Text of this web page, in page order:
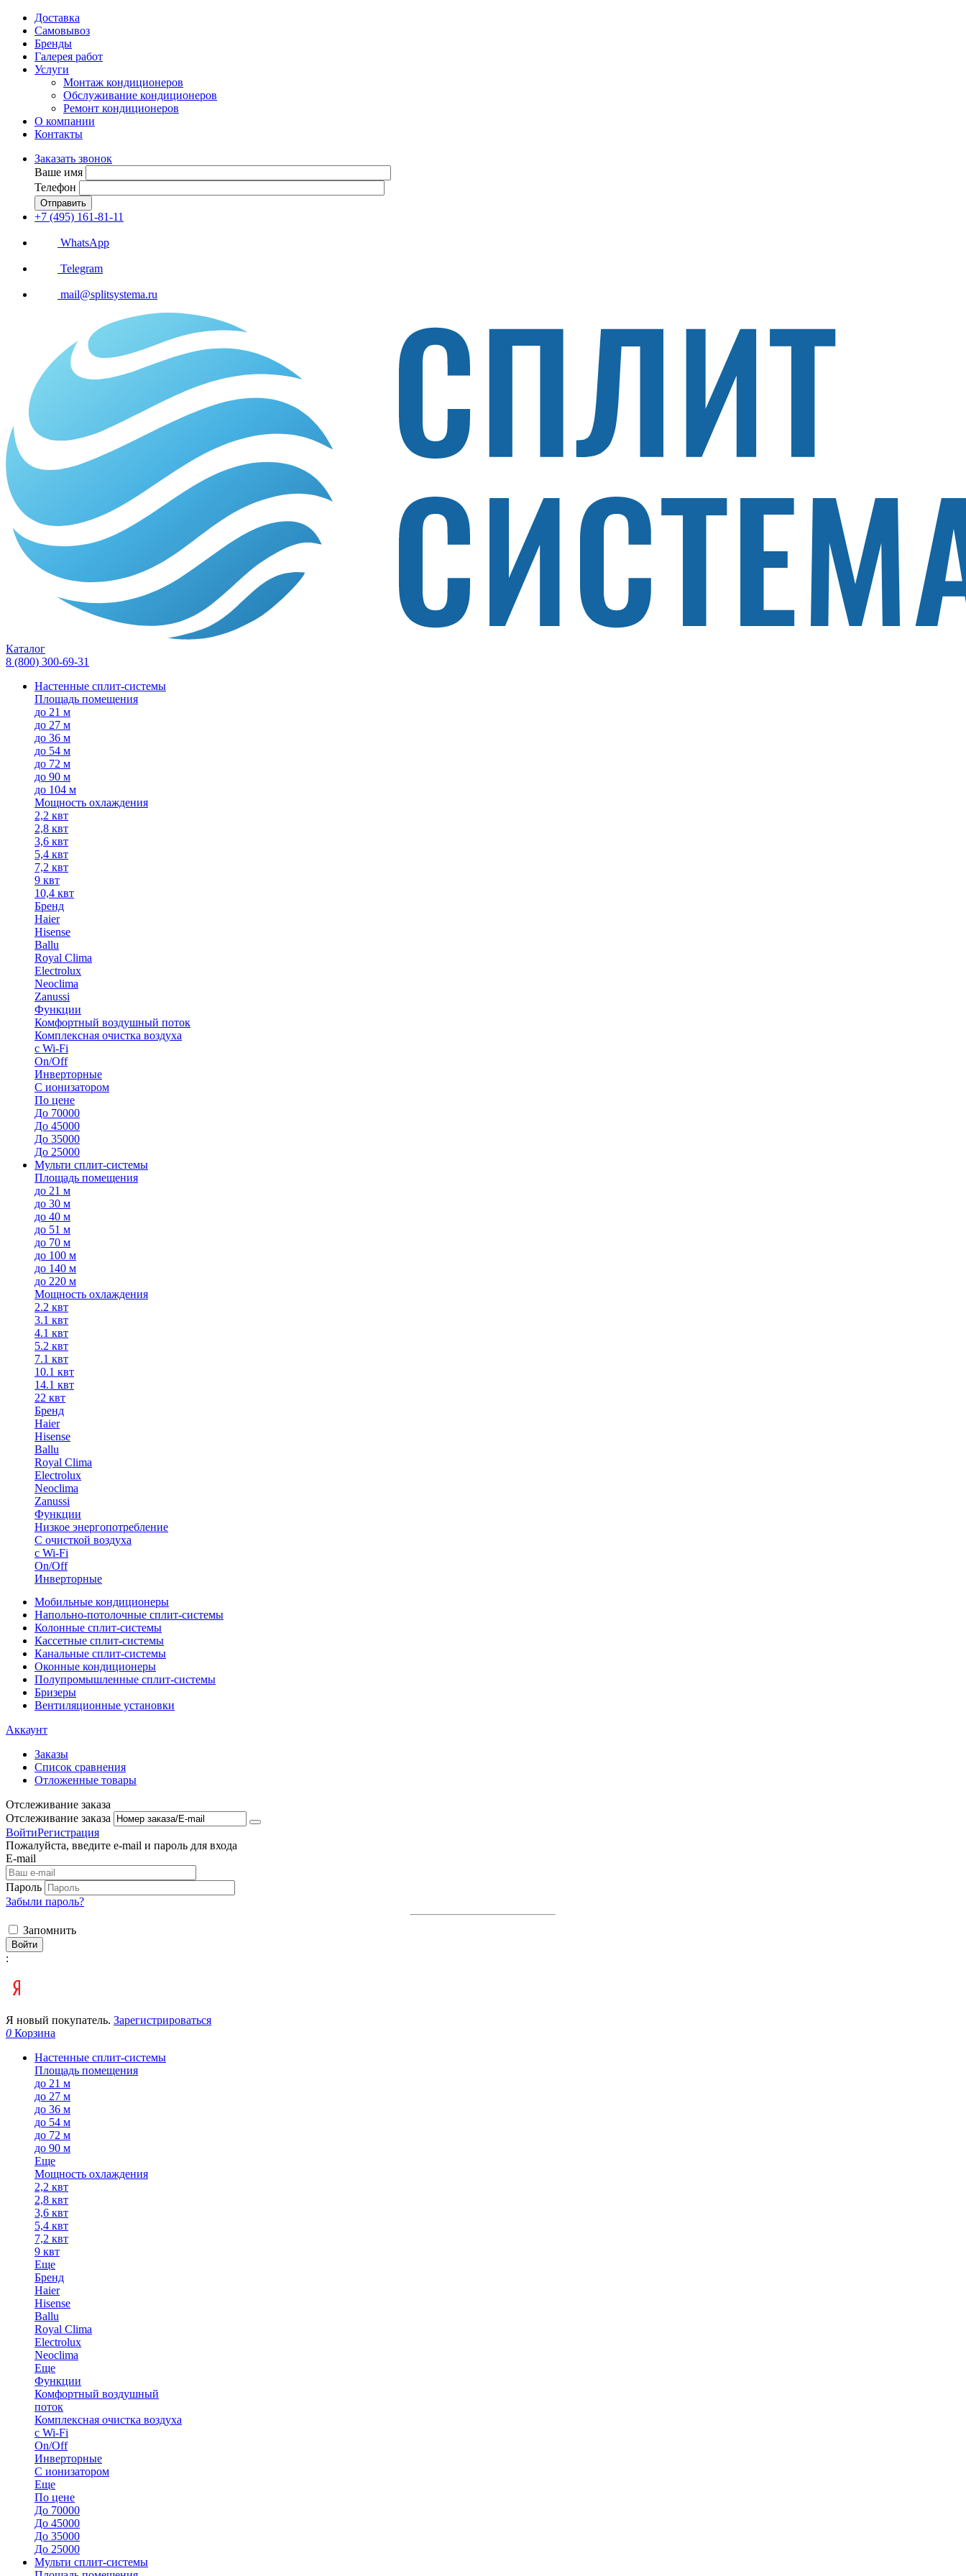
Доставка
Самовывоз
Бренды
Галерея работ
Услуги
Монтаж кондиционеров
Обслуживание кондиционеров
Ремонт кондиционеров
О компании
Контакты
Заказать звонок
Ваше имя
Телефон
Отправить
+7 (495) 161-81-11
WhatsApp
Telegram
mail@splitsystema.ru
Каталог
8 (800) 300-69-31
Настенные сплит-системы
Площадь помещения
до 21 м
до 27 м
до 36 м
до 54 м
до 72 м
до 90 м
до 104 м
Мощность охлаждения
2,2 квт
2,8 квт
3,6 квт
5,4 квт
7,2 квт
9 квт
10,4 квт
Бренд
Haier
Hisense
Ballu
Royal Clima
Electrolux
Neoclima
Zanussi
Функции
Комфортный воздушный поток
Комплексная очистка воздуха
с Wi-Fi
On/Off
Инверторные
С ионизатором
По цене
До 70000
До 45000
До 35000
До 25000
Мульти сплит-системы
Площадь помещения
до 21 м
до 30 м
до 40 м
до 51 м
до 70 м
до 100 м
до 140 м
до 220 м
Мощность охлаждения
2.2 квт
3.1 квт
4.1 квт
5.2 квт
7.1 квт
10.1 квт
14.1 квт
22 квт
Бренд
Haier
Hisense
Ballu
Royal Clima
Electrolux
Neoclima
Zanussi
Функции
Низкое энергопотребление
С очисткой воздуха
с Wi-Fi
On/Off
Инверторные
Мобильные кондиционеры
Напольно-потолоч​ные ​сплит-системы
Колонные ​​сплит-системы
Кассетные сплит-системы
Канальные сплит-системы
Оконные кондиционеры
Полупромышленные сплит-системы
Бризеры
Вентиляционные установки
Аккаунт
Заказы
Список сравнения
Отложенные товары
Отслеживание заказа
Отслеживание заказа
ВойтиРегистрация
Пожалуйста, введите e-mail и пароль для входа
E-mail
Пароль
Забыли пароль?
Запомнить
Войти
:
Я новый покупатель. Зарегистрироваться
0 Корзина
Настенные сплит-системы
Площадь помещения
до 21 м
до 27 м
до 36 м
до 54 м
до 72 м
до 90 м
Еще
Мощность охлаждения
2,2 квт
2,8 квт
3,6 квт
5,4 квт
7,2 квт
9 квт
Еще
Бренд
Haier
Hisense
Ballu
Royal Clima
Electrolux
Neoclima
Еще
Функции
Комфортный воздушный
поток
Комплексная очистка воздуха
с Wi-Fi
On/Off
Инверторные
С ионизатором
Еще
По цене
До 70000
До 45000
До 35000
До 25000
Мульти сплит-системы